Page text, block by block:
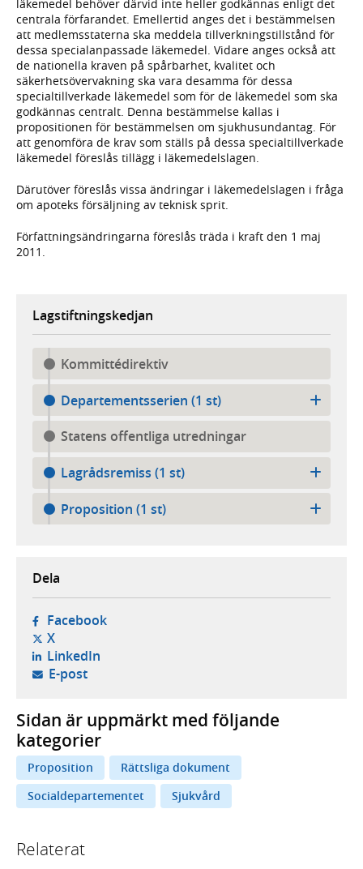
läkemedel behöver därvid inte heller godkännas enligt det
centrala förfarandet. Emellertid anges det i bestämmelsen
att medlemsstaterna ska meddela tillverkningstillstånd för
dessa specialanpassade läkemedel. Vidare anges också att
de nationella kraven på spårbarhet, kvalitet och
säkerhetsövervakning ska vara desamma för dessa
specialtillverkade läkemedel som för de läkemedel som ska
godkännas centralt. Denna bestämmelse kallas i
propositionen för bestämmelsen om sjukhusundantag. För
att genomföra de krav som ställs på dessa specialtillverkade
läkemedel föreslås tillägg i läkemedelslagen.
Därutöver föreslås vissa ändringar i läkemedelslagen i fråga
om apoteks försäljning av teknisk sprit.
Författningsändringarna föreslås träda i kraft den 1 maj
2011.
Lagstiftningskedjan
Kommittédirektiv
Departementsserien (1 st)
Statens offentliga utredningar
Lagrådsremiss (1 st)
Proposition (1 st)
Dela
Facebook- öppnas i ny flik, extern webbplats,
X- öppnas i ny flik, extern webbplats,
LinkedIn- öppnas i ny flik, extern webbplats,
E-post- öppnar din e-postklient,
Sidan är uppmärkt med följande
kategorier
Proposition
Rättsliga dokument
Socialdepartementet
Sjukvård
Relaterat